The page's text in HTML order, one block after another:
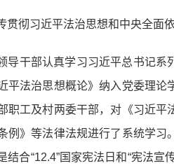
贯彻习近平法治思想和中央全面
导干部认真学习习近平总书记
平法治思想概论》纳入党委理
职工及村两委干部，对《习近
例》等法律法规进行了系统学
结合“12.4”国家宪法日和“宪法